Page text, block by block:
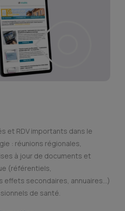
et RDV importants dans le
: réunions régionales,
à jour de documents et
(référentiels,
effets secondaires, annuaires…)
de santé.